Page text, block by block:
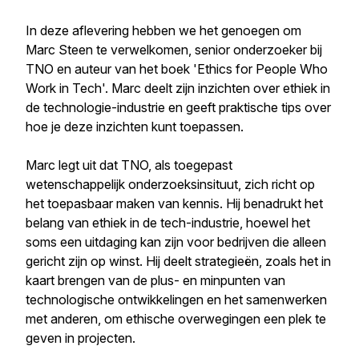
In deze aflevering hebben we het genoegen om
Marc Steen te verwelkomen, senior onderzoeker bij
TNO en auteur van het boek 'Ethics for People Who
Work in Tech'. Marc deelt zijn inzichten over ethiek in
de technologie-industrie en geeft praktische tips over
hoe je deze inzichten kunt toepassen.
Marc legt uit dat TNO, als toegepast
wetenschappelijk onderzoeksinsituut, zich richt op
het toepasbaar maken van kennis. Hij benadrukt het
belang van ethiek in de tech-industrie, hoewel het
soms een uitdaging kan zijn voor bedrijven die alleen
gericht zijn op winst. Hij deelt strategieën, zoals het in
kaart brengen van de plus- en minpunten van
technologische ontwikkelingen en het samenwerken
met anderen, om ethische overwegingen een plek te
geven in projecten.